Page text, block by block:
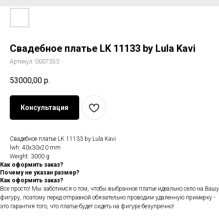
Свадебное платье LK 11133 by Lula Kavi
Артикул: 0007353
53000,00 р.
Консультация
Свадебное платье LK 11133 by Lula Kavi
lwh: 40x30x20 mm
Weight: 3000 g
Как оформить заказ?
Почему не указан размер?
Как оформить заказ?
Все просто! Мы заботимся о том, чтобы выбранное платье идеально село на Вашу
фигуру, поэтому перед отправкой обязательно проводим удаленную примерку -
это гарантия того, что платье будет сидеть на фигуре безупречно!